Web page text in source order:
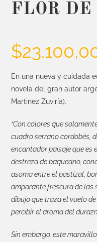
FLOR DE
$
En una nueva y cuidada
novela del gran autor
Martinez Zuviría).
“Con colores que
cuadro serrano cordobés,
encantador paisaje que es
destreza de baqueano,
asoma entre el pastizal,
amparante frescura de las
dibujo que traza el vuelo
percibir el aroma del
Sin embargo, este